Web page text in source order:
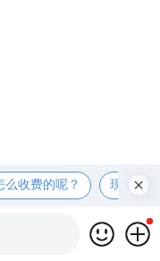
么收费的呢？ 现在有